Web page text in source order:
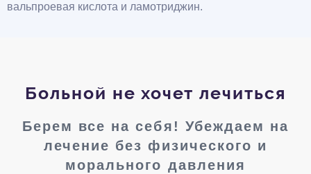
вальпроевая кислота и ламотриджин.
Больной не хочет лечиться
Берем все на себя! Убеждаем на
лечение без физического и
морального давления